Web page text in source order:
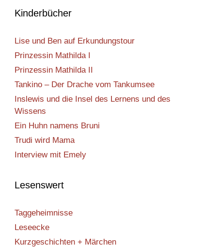
Kinderbücher
Lise und Ben auf Erkundungstour
Prinzessin Mathilda I
Prinzessin Mathilda II
Tankino – Der Drache vom Tankumsee
Inslewis und die Insel des Lernens und des
Wissens
Ein Huhn namens Bruni
Trudi wird Mama
Interview mit Emely
Lesenswert
Taggeheimnisse
Leseecke
Kurzgeschichten + Märchen